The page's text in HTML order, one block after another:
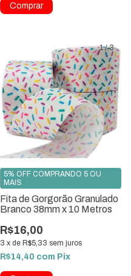
Comprar
1/3
Fita de Gorgorão Granulado
Branco 38mm x 10 Metros
R$16,00
3 x de R$5,33 sem juros
5% OFF COMPRANDO 5 OU
MAIS
R$14,40 com Pix